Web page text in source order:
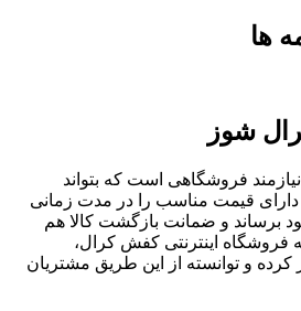
ها
شوز
فروشگاهی است که بتواند
و دارای قیمت مناسب را در مدت زمانی
برساند و ضمانت بازگشت کالا هم
فروشگاه اینترنتی کفش کرال،
و توانسته از این طریق مشتریان